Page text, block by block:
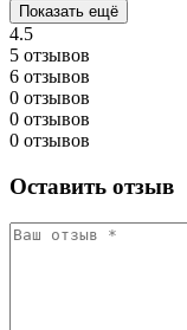
Показать ещё
4.5
5 отзывов
6 отзывов
0 отзывов
0 отзывов
0 отзывов
Оставить отзыв